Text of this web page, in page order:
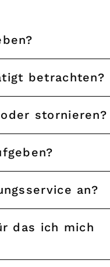
betrachten?
stornieren?
an?